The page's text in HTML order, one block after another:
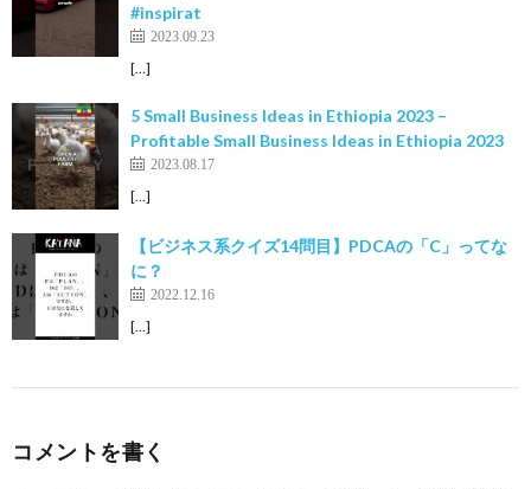
#inspirat
2023.09.23
[…]
5 Small Business Ideas in Ethiopia 2023 –
Profitable Small Business Ideas in Ethiopia 2023
2023.08.17
[…]
【ビジネス系クイズ14問目】PDCAの「C」ってな
に？
2022.12.16
[…]
コメントを書く